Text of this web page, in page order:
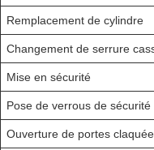
Remplacement de cylindre
Changement de serrure
Mise en sécurité
Pose de verrous de sécurité
Ouverture de portes